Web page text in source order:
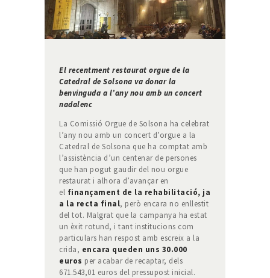
El recentment restaurat orgue de la
Catedral de Solsona va donar la
benvinguda a l’any nou amb un concert
nadalenc
La Comissió Orgue de Solsona ha celebrat
l’any nou amb un concert d’orgue a la
Catedral de Solsona que ha comptat amb
l’assistència d’un centenar de persones
que han pogut gaudir del nou orgue
restaurat i alhora d’avançar en
el finançament de la rehabilitació, ja
a la recta final, però encara no enllestit
del tot. Malgrat que la campanya ha estat
un èxit rotund, i tant institucions com
particulars han respost amb escreix a la
crida, encara queden uns 30.000
euros per acabar de recaptar, dels
671.543,01 euros del pressupost inicial.